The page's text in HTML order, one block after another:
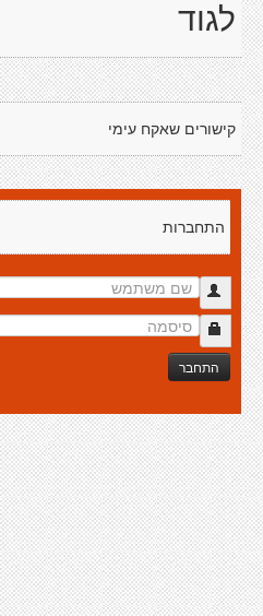
לגוד
קישורים שאקח עימי
התחברות
התחבר